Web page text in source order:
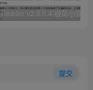
提交